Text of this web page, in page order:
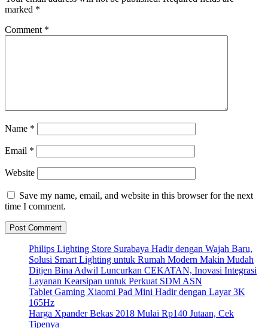
marked *
Comment *
Name *
Email *
Website
Save my name, email, and website in this browser for the next
time I comment.
Philips Lighting Store Surabaya Hadir dengan Wajah Baru,
Solusi Smart Lighting untuk Rumah Modern Makin Mudah
Ditjen Bina Adwil Luncurkan CEKATAN, Inovasi Integrasi
Layanan Kearsipan untuk Perkuat SDM ASN
Tablet Gaming Xiaomi Pad Mini Hadir dengan Layar 3K
165Hz
Harga Xpander Bekas 2018 Mulai Rp140 Jutaan, Cek
Tipenya